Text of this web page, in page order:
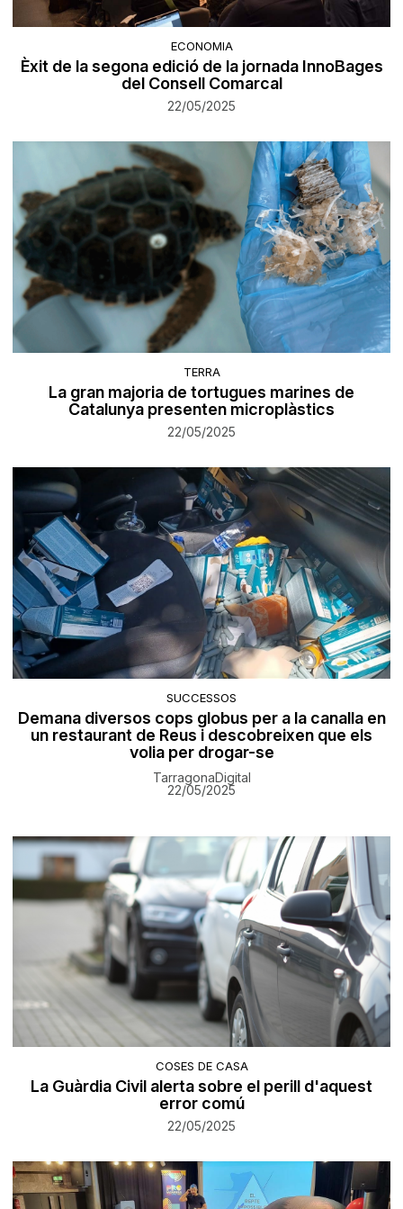
ECONOMIA
Èxit de la segona edició de la jornada InnoBages
del Consell Comarcal
22/05/2025
TERRA
La gran majoria de tortugues marines de
Catalunya presenten microplàstics
22/05/2025
SUCCESSOS
Demana diversos cops globus per a la canalla en
un restaurant de Reus i descobreixen que els
volia per drogar-se
TarragonaDigital
22/05/2025
COSES DE CASA
La Guàrdia Civil alerta sobre el perill d'aquest
error comú
22/05/2025